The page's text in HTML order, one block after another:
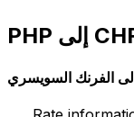
الفرنك السويسري